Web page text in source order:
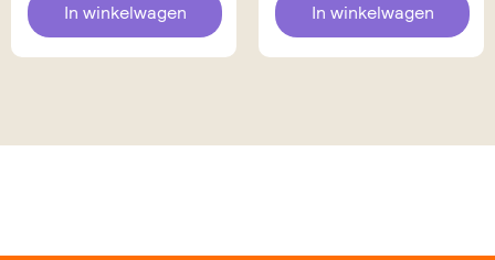
In winkelwagen In winkelwagen